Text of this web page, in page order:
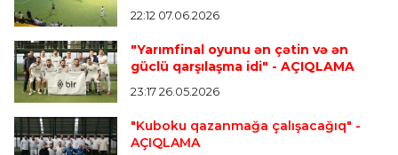
Transfer 23:08 06.08.2026
"Qalatasaray" Leaunun alternativini "Arsenal"da
tapdı
Offside 23:04 06.08.2026
Çimərlik voleybolu üzrə ölkə çempionatında
22:12 07.06.2026
"Yarımfinal oyunu ən çətin və ən
güclü qarşılaşma idi" - AÇIQLAMA
23:17 26.05.2026
"Kuboku qazanmağa çalışacağıq" -
AÇIQLAMA